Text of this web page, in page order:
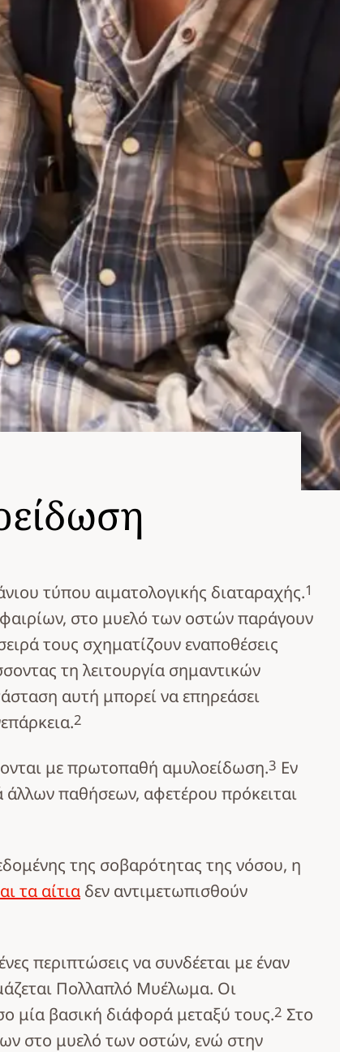
τύπου αιματολογικής διαταραχής.1
στο μυελό των οστών παράγουν
τους σχηματίζουν εναποθέσεις
τη λειτουργία σημαντικών
αυτή μπορεί να επηρεάσει
2
με πρωτοπαθή αμυλοείδωση.3 Εν
παθήσεων, αφετέρου πρόκειται
της σοβαρότητας της νόσου, η
τα αίτια δεν αντιμετωπισθούν
περιπτώσεις να συνδέεται με έναν
Πολλαπλό Μυέλωμα. Οι
μία βασική διάφορά μεταξύ τους.2 Στο
στο μυελό των οστών, ενώ στην